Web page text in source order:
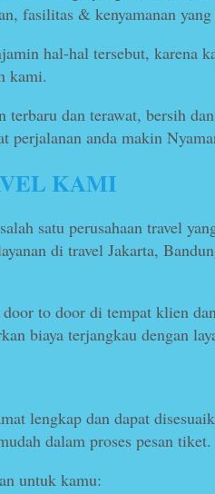
fasilitas & kenyamanan
hal-hal tersebut, karena
kami.
terbaru dan terawat, bersih
perjalanan anda makin
KAMI
satu perusahaan travel
di travel Jakarta,
to door di tempat klien
biaya terjangkau dengan
lengkap dan dapat
dalam proses pesan tiket.
untuk kamu: